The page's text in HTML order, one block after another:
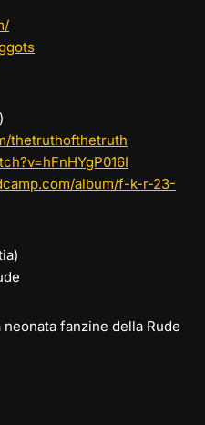
thetruthofthetruth
.com/album/f-k-r-23-
fanzine della Rude